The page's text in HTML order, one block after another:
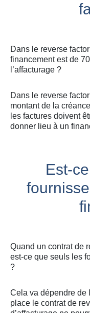
Dans le reverse
financement est de
l’affacturage ?
Dans le reverse
montant de la
les factures doivent
donner lieu à un
Est-
Quand un contrat de
est-ce que seuls les
?
Cela va dépendre de
place le contrat de